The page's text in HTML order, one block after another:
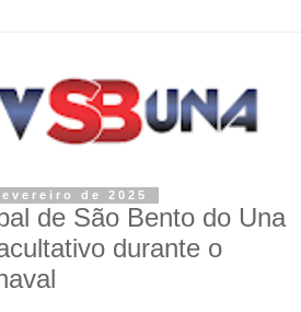
de 2025
de São Bento do Una
durante o